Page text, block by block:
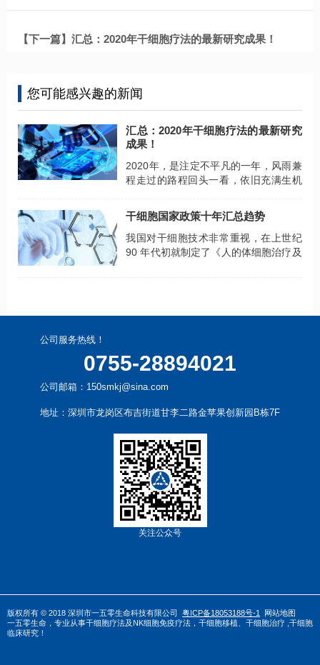
【下一篇】汇总：2020年干细胞疗法的最新研究成果！
您可能感兴趣的新闻
汇总：2020年干细胞疗法的最新研究
成果！
2020年，是注定不平凡的一年，风雨兼
程走过的路程回头一看，依旧充满生机
正如干细胞疗法，在经历了迷茫动荡的
时期之后，沉淀下来的研究成果弥足珍
贵。汇总2020年干细胞疗法的最新研究
成果，临床应用广泛！
干细胞国家政策十年汇总趋势
我国对干细胞技术非常重视，在上世纪
90 年代初就制定了《人的体细胞治疗及
公司服务热线！
0755-28894021
公司邮箱：150smkj@sina.com
地址：深圳市龙岗区布吉街道甘李二路金苹果创新园B栋7F
关注公众号
版权所有 © 2018 深圳市一五零生命科技有限公司 粤ICP备18053188号-1
网站地图
一五零生命，专业从事干细胞疗法及 NK细胞免疫疗法 ， 干细胞移植 干细胞治疗 ,干细胞
临床研究！